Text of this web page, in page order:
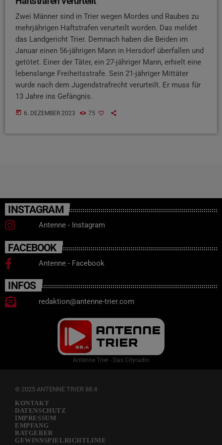
Zwei Männer sind in Trier wegen Mordes und Raubes zu
mehrjährigen Haftstrafen verurteilt worden. Das meldet
das Landgericht Trier. Demnach haben die Beiden im
Januar einen 56-jährigen Mann in Hersdorf überfallen und
getötet. Einer der Täter, ein 27-jähriger Mann, erhielt eine
lebenslange Freiheitsstrafe. Sein 21-jähriger Mittäter
wurde nach dem Jugendstrafrecht verurteilt. Er muss für
13 Jahre ins Gefängnis.
today 6. DEZEMBER 2023 75
INSTAGRAM
Antenne - Instagram
FACEBOOK
Antenne - Facebook
INFOS
redaktion@antenne-trier.com
Antenne Trier - Das Cityradio
© 2025 ANTENNE TRIER 88.4
KONTAKT
DATENSCHUTZ
IMPRESSUM
EMPFANG
RATGEBER
GEWINNSPIELRICHTLINIE